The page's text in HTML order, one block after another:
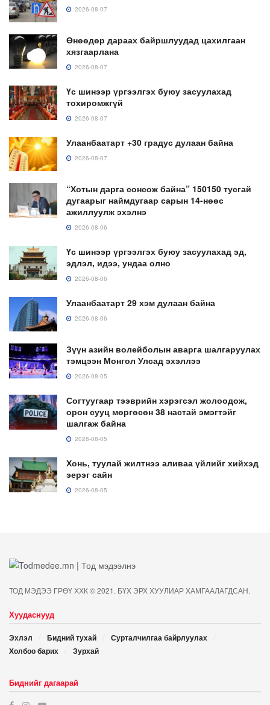
2026-08-07
Өнөөдөр дараах байршлуудад цахилгаан
хязгаарлана
2026-08-07
Үс шинээр үргээлгэх буюу засуулахад
тохиромжгүй
2026-08-07
Улаанбаатарт +30 градус дулаан байна
2026-08-07
“Хотын дарга сонсож байна” 150150 тусгай
дугаарыг наймдугаар сарын 14-нөөс
ажиллуулж эхэлнэ
2026-08-06
Үс шинээр үргээлгэх буюу засуулахад эд,
эдлэл, идээ, ундаа олно
2026-08-06
Улаанбаатарт 29 хэм дулаан байна
2026-08-06
Зүүн азийн волейболын аварга шалгаруулах
тэмцээн Монгол Улсад эхэллээ
2026-08-05
Согтуугаар тээврийн хэрэгсэл жолоодож,
орон сууц мөргөсөн 38 настай эмэгтэйг
шалгаж байна
2026-08-05
Хонь, туулай жилтнээ аливаа үйлийг хийхэд
эерэг сайн
2026-08-05
ТОД МЭДЭЭ ГРӨҮ ХХК © 2021. БҮХ ЭРХ ХУУЛИАР ХАМГААЛАГДСАН.
Хуудаснууд
Эхлэл Бидний тухай
Сурталчилгаа байрлуулах
Холбоо барих
Зурхай
Биднийг дагаарай